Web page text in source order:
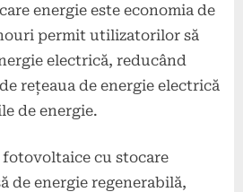
energie este economia de
permit utilizatorilor să
electrică, reducând
rețeaua de energie electrică
de energie.
cu stocare
de energie regenerabilă,